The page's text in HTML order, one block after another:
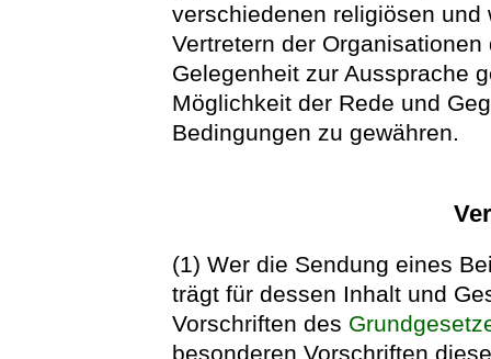
verschiedenen religiösen
Vertretern der
Gelegenheit zur Aussprache
Möglichkeit der Rede und
Bedingungen zu gewähren.
(1) Wer die Sendung eines
trägt für dessen Inhalt und
Vorschriften des
besonderen Vorschriften